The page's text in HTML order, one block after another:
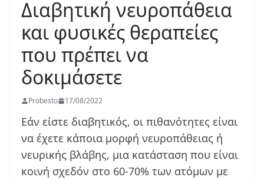
Διαβητική νευροπάθεια
και φυσικές θεραπείες
που πρέπει να
δοκιμάσετε
Probesto 17/08/2022
Εάν είστε διαβητικός, οι πιθανότητες είναι
να έχετε κάποια μορφή νευροπάθειας ή
νευρικής βλάβης, μια κατάσταση που είναι
κοινή σχεδόν στο 60-70% των ατόμων με